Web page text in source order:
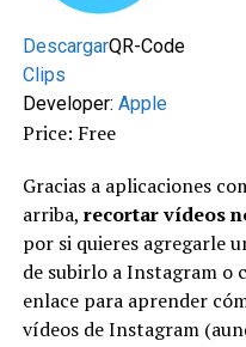
DescargarQR-Code
Clips
Developer: Apple
Price: Free
Gracias a aplicaciones
arriba, recortar vídeos
por si quieres agregarle
de subirlo a Instagram o
enlace para aprender
vídeos de Instagram